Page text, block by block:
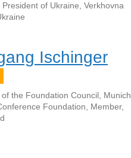
of Ukraine, Verkhovna
Ischinger
of the Foundation Council, Munich
Foundation, Member,